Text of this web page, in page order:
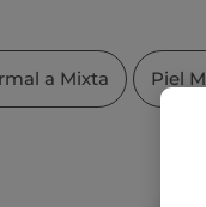
a Mixta Piel